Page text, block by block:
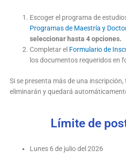
Escoger el programa de
Programas de Maestría y
seleccionar hasta 4 opciones.
Completar el Formulario de
los documentos requeridos en
Si se presenta más de una
eliminarán y quedará
Límite de
Lunes 6 de julio del 2026